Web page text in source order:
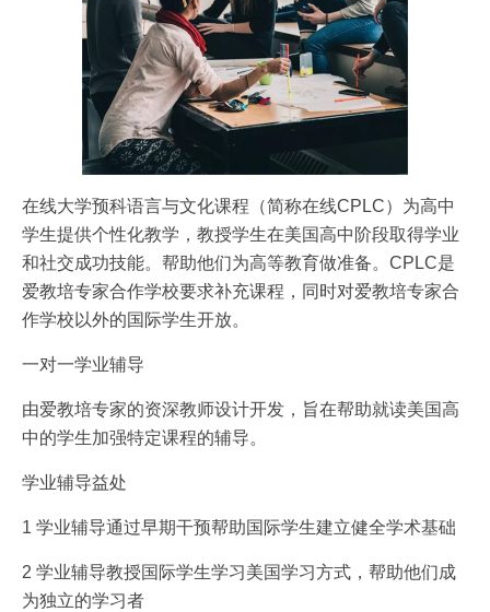
在线大学预科语言与文化课程（简称在线CPLC）为高中
学生提供个性化教学，教授学生在美国高中阶段取得学业
和社交成功技能。帮助他们为高等教育做准备。CPLC是
爱教培专家合作学校要求补充课程，同时对爱教培专家合
作学校以外的国际学生开放。
一对一学业辅导
由爱教培专家的资深教师设计开发，旨在帮助就读美国高
中的学生加强特定课程的辅导。
学业辅导益处
1 学业辅导通过早期干预帮助国际学生建立健全学术基础
2 学业辅导教授国际学生学习美国学习方式，帮助他们成
为独立的学习者